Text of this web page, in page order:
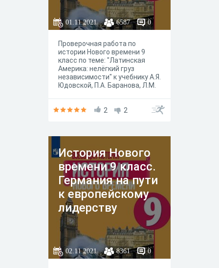
01.11.2021 6587 0
Проверочная работа по
истории Нового времени 9
класс по теме: "Латинская
Америка: нелёгкий груз
независимости" к учебнику А.Я.
Юдовской, П.А. Баранова, Л.М.
"Просвещение" 2020 год.
2 2
История Нового
времени 9 класс.
Германия на пути
к европейскому
лидерству
02.11.2021 8361 0